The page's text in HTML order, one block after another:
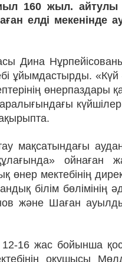
160 жыл. айтулы
елді мекенінде
Дина
ұйымдастырды. «Күй
өнер­паз­дары
мақсатындағы
ойна­­ған
өнер мектебінің
бі­лім бөлімінің
және Шаған
16 жас бойынша
оқушысы